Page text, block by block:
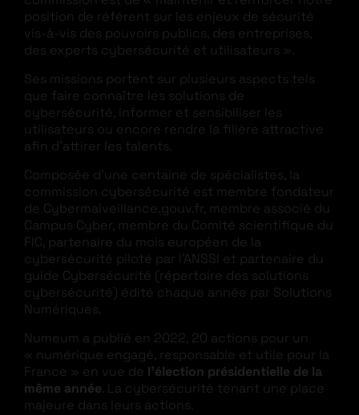
position de référent sur les enjeux de sécurité
vis-à-vis des pouvoirs publics, des entreprises,
des experts cybersécurité et utilisateurs ».
Ses missions portent sur plusieurs aspects tels
que faire connaître les solutions de
cybersécurité, informer et sensibiliser les
utilisateurs ou encore rendre la filière attractive
afin d’attirer les talents.
Composée d’une centaine de spécialistes, la
commission cybersécurité est membre fondateur
de Cybermalveillance.gouv.fr, membre associé du
Campus Cyber, membre du Comité scientifique du
FIC, partenaire du mois européen de la
cybersécurité piloté par l’ANSSI et partenaire du
guide Cybersécurité (répertoire des solutions
cybersécurité) édité chaque année par Solutions
Numériques.
Numeum a publié en 2022, 20 actions pour un
« numérique engagé, responsable et utile pour la
France » en vue de l’élection présidentielle de la
même année. La cybersécurité tenant une place
majeure dans leurs actions.